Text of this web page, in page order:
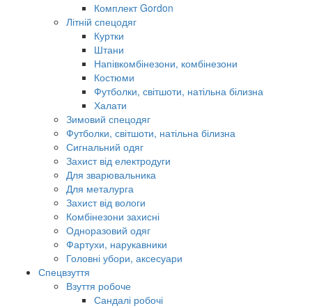
Комплект Gordon
Літній спецодяг
Куртки
Штани
Напівкомбінезони, комбінезони
Костюми
Футболки, світшоти, натільна білизна
Халати
Зимовий спецодяг
Футболки, світшоти, натільна білизна
Сигнальний одяг
Захист від електродуги
Для зварювальника
Для металурга
Захист від вологи
Комбінезони захисні
Одноразовий одяг
Фартухи, нарукавники
Головні убори, аксесуари
Спецвзуття
Взуття робоче
Сандалі робочі